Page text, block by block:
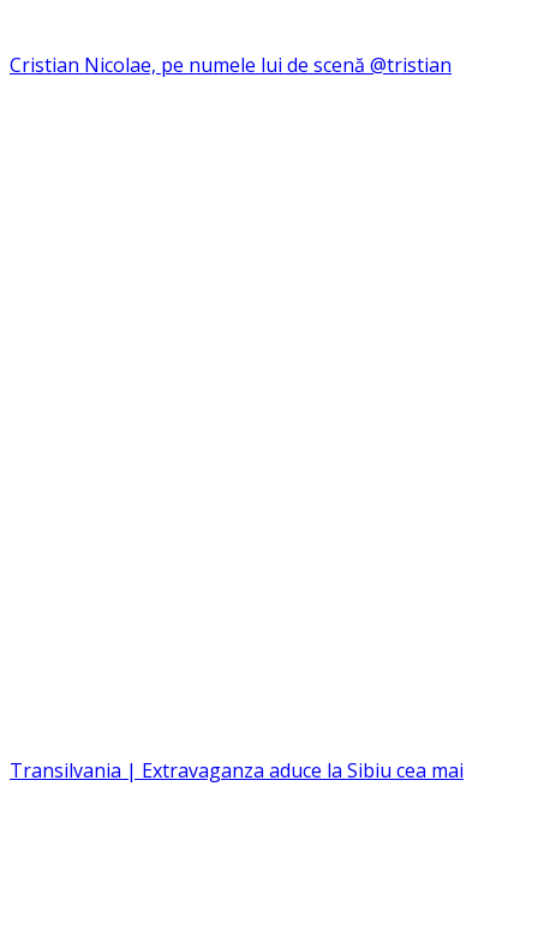
Cristian Nicolae, pe numele lui de scenă @tristian
Transilvania | Extravaganza aduce la Sibiu cea mai